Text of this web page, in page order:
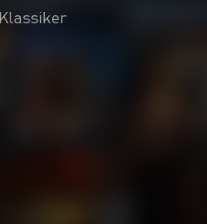
Klassiker